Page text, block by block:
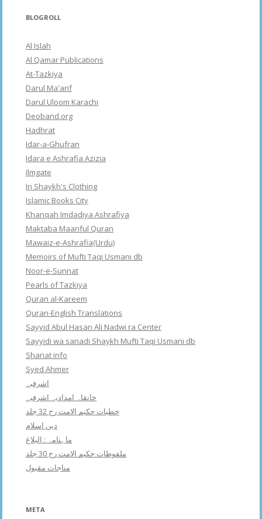
BLOGROLL
Al Islah
Al Qamar Publications
At-Tazkiya
Darul Ma'arif
Darul Uloom Karachi
Deoband.org
Hadhrat
Idar-a-Ghufran
Idara e Ashrafia Azizia
Ilmgate
In Shaykh's Clothing
Islamic Books City
Khanqah Imdadiya Ashrafiya
Maktaba Maariful Quran
Mawaiz-e-Ashrafia(Urdu)
Memoirs of Mufti Taqi Usmani db
Noor-e-Sunnat
Pearls of Tazkiya
Quran al-Kareem
Quran-English Translations
Sayyid Abul Hasan Ali Nadwi ra Center
Sayyidi wa sanadi Shaykh Mufti Taqi Usmani db
Shariat info
Syed Ahmer
اشرفبہ
خانقاہ امدادیہ اشرفیہ
خطبات حکیم الامت رح 32 جلد
دین اسلام
ماہنامہ : البلاغ
ملفوظات حکیم الامت رح 30 جلد
مناجات مقبول
META